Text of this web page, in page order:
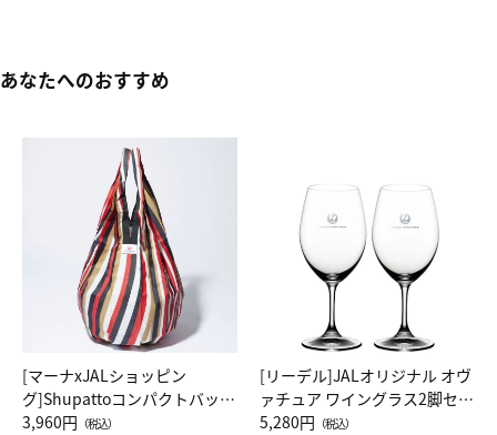
あなたへのおすすめ
[マーナxJALショッピン
グ]Shupattoコンパクトバッグ
Drop JAL客室乗務員（LC）ス
3,960円 （税込）
[リーデル]JALオリジナル オヴ
ァチュア ワイングラス2脚セッ
ト（レッドワイン）
5,280円 （税込）